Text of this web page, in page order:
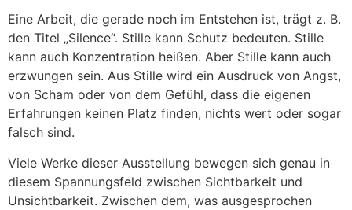
Eine Arbeit, die gerade noch im Entstehen ist, trägt z. B.
den Titel „Silence“. Stille kann Schutz bedeuten. Stille
kann auch Konzentration heißen. Aber Stille kann auch
erzwungen sein. Aus Stille wird ein Ausdruck von Angst,
von Scham oder von dem Gefühl, dass die eigenen
Erfahrungen keinen Platz finden, nichts wert oder sogar
falsch sind.
Viele Werke dieser Ausstellung bewegen sich genau in
diesem Spannungsfeld zwischen Sichtbarkeit und
Unsichtbarkeit. Zwischen dem, was ausgesprochen